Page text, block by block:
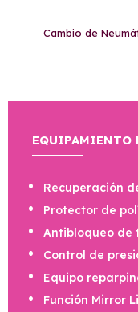
Cambio de
EQUIPAMIENTO
Recuperación
Protector de
Antibloqueo de
Control de
Equipo
Función Mirror